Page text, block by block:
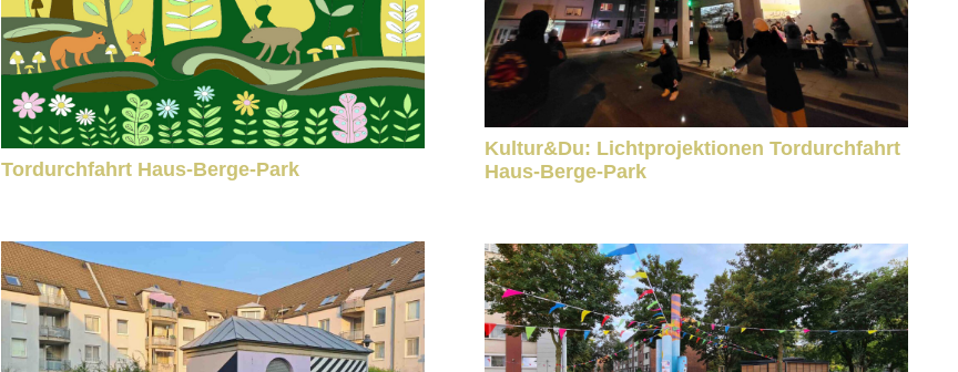
Tordurchfahrt Haus-Berge-Park
Kultur&Du: Lichtprojektionen Tordurchfahrt
Haus-Berge-Park